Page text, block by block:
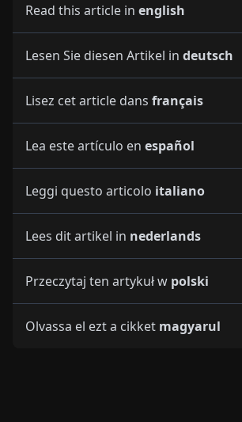
Read this article in english
Lesen Sie diesen Artikel in deutsch
Lisez cet article dans français
Lea este artículo en español
Leggi questo articolo italiano
Lees dit artikel in nederlands
Przeczytaj ten artykuł w polski
Olvassa el ezt a cikket magyarul